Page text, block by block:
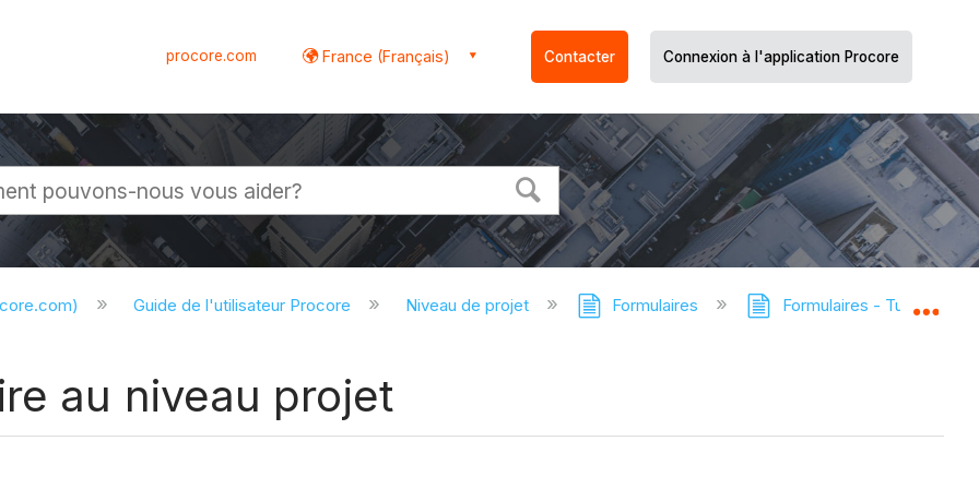
procore.com France (Français) Contacter Connexion à l'application Procore
Guide de l'utilisateur Procore Niveau de projet Formulaires Formulaires - Tutoriels
au niveau projet